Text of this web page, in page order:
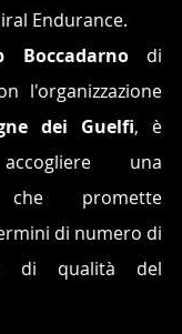
Endurance.
Boccadarno di
l'organizzazione
dei Guelfi, è
una
che promette
di numero di
di qualità del